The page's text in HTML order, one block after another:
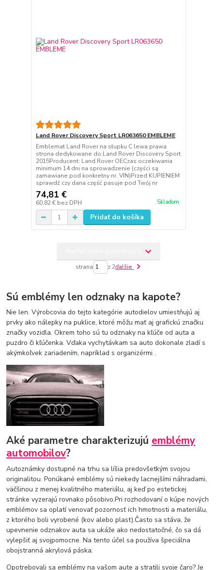
Land Rover Discovery Sport LR063650 EMBLEME
Emblemat Land Rover na słupku C lewa prawa
strona dedykowane do:Land Rover Discovery Sport
2015Producent: Land Rover OECzas oczekiwania
minimum 14 dni na sprowadzenie (części są
zamawiane pod konkretny nr. VIN)Przed KUPIENIEM
sprawdź czy dana część pasuje pod Twój nr
74,81 €
60,82 € bez DPH Skladom
Pridať do košíka
strana z 2ďalšie
Sú emblémy len odznaky na kapote?
Nie len. Výrobcovia do tejto kategórie autodielov umiestňujú aj
prvky ako nálepky na puklice, ktoré môžu mať aj grafickú značku
značky vozidla. Okrem toho sú tu odznaky na kľúče od auta a
puzdro či kľúčenka. Vďaka vychytávkam sa auto dokonale zladí s
akýmkoľvek zariadením, napríklad s organizérmi .
Aké parametre charakterizujú emblémy
automobilov?
Autoznámky dostupné na trhu sa líšia predovšetkým svojou
originalitou. Ponúkané emblémy sú niekedy lacnejšími náhradami,
väčšinou z menej kvalitného materiálu, aj keď po estetickej
stránke vyzerajú rovnako pôsobivo.Pri rozhodovaní o kúpe nových
emblémov sa oplatí venovať pozornosť ich hmotnosti a materiálu,
z ktorého boli vyrobené (kov alebo plast).Často sa stáva, že
upevnenie odznakov auta sa ukáže ako nedostatočné, čo sa dá
vylepšiť aj svojpomocne. Na tento účel sa používa špeciálna
obojstranná akrylová páska.
Opotrebovali sa emblémy na vašom aute a stratili svoje čaro? Je